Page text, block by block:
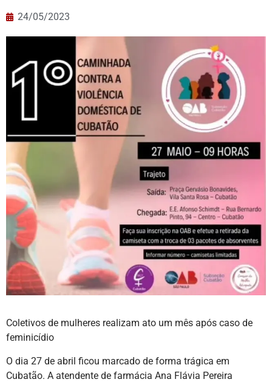
24/05/2023
Coletivos de mulheres realizam ato um mês após caso de
feminicídio
O dia 27 de abril ficou marcado de forma trágica em
Cubatão. A atendente de farmácia Ana Flávia Pereira